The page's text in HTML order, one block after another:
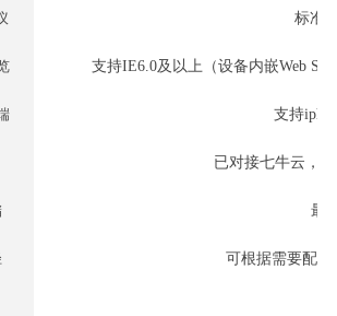
标准
支持IE6.0及以上（设备内嵌Web
支持
已对接七牛云，
最
可根据需要配